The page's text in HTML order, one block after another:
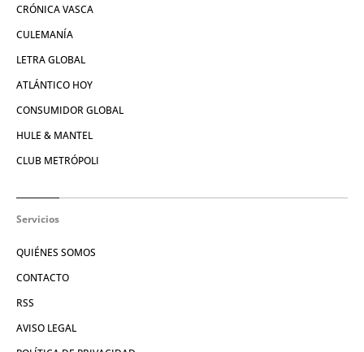
CRÓNICA VASCA
CULEMANÍA
LETRA GLOBAL
ATLÁNTICO HOY
CONSUMIDOR GLOBAL
HULE & MANTEL
CLUB METRÓPOLI
Servicios
QUIÉNES SOMOS
CONTACTO
RSS
AVISO LEGAL